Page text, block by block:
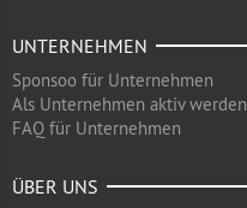
UNTERNEHMEN
Sponsoo für Unternehmen
Als Unternehmen aktiv werden
FAQ für Unternehmen
ÜBER UNS